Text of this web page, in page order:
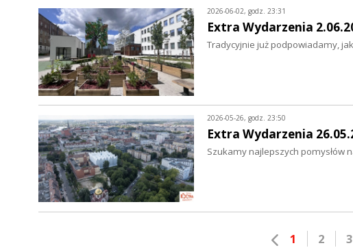
2026-06-02, godz. 23:31
Extra Wydarzenia
Tradycyjnie już podpowiadamy,
2026-05-26, godz. 23:50
Extra Wydarzenia
Szukamy najlepszych pomysłów
1 2 3